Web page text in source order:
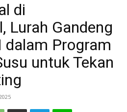
di
Lurah Gandeng
dalam Program
untuk Tekan